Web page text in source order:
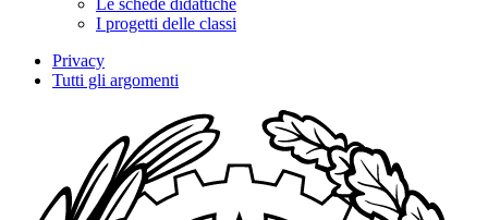
Le schede didattiche
I progetti delle classi
Privacy
Tutti gli argomenti